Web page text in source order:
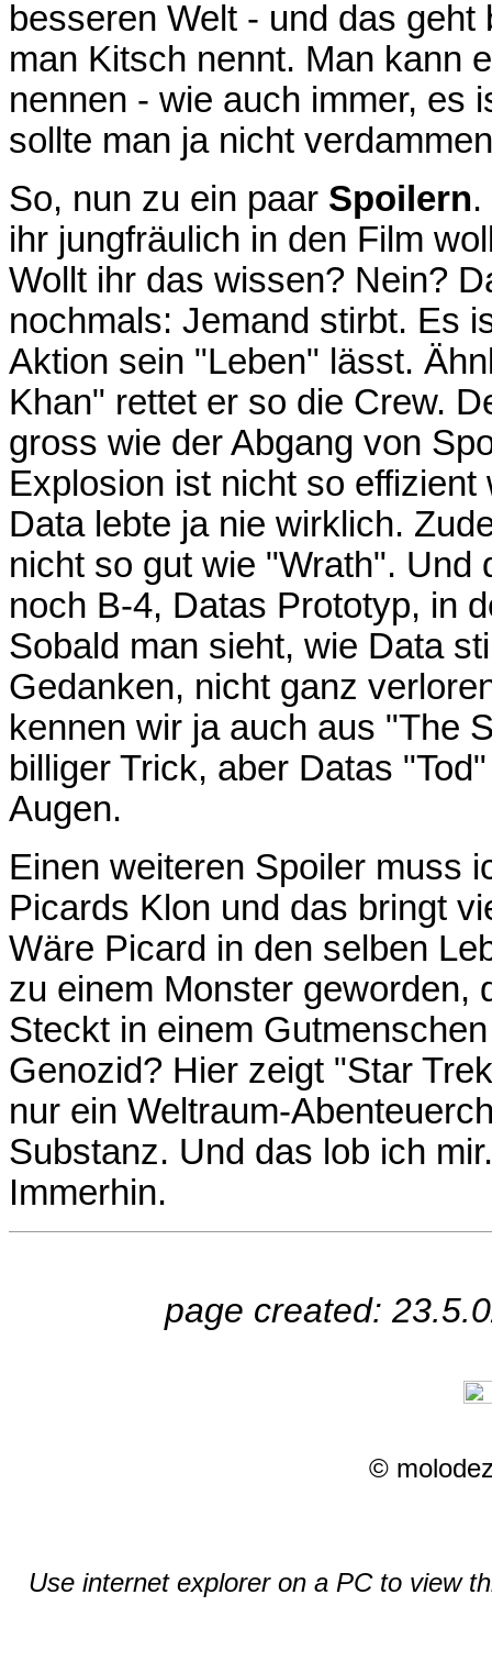
besseren Welt - und das
man Kitsch nennt. Man kann
nennen - wie auch immer, es
sollte man ja nicht
So, nun zu ein paar Spoilern
ihr jungfräulich in den Film
Wollt ihr das wissen? Nein?
nochmals: Jemand stirbt. Es
Aktion sein "Leben" lässt.
Khan" rettet er so die Crew.
gross wie der Abgang von
Explosion ist nicht so
Data lebte ja nie wirklich.
nicht so gut wie "Wrath". Und
noch B-4, Datas Prototyp, in
Sobald man sieht, wie Data
Gedanken, nicht ganz
kennen wir ja auch aus "The
billiger Trick, aber Datas
Augen.
Einen weiteren Spoiler muss
Picards Klon und das bringt
Wäre Picard in den selben
zu einem Monster geworden,
Steckt in einem
Genozid? Hier zeigt "Star
nur ein Weltraum-
Substanz. Und das lob ich
Immerhin.
page created:
©
Use internet explorer on a PC to view